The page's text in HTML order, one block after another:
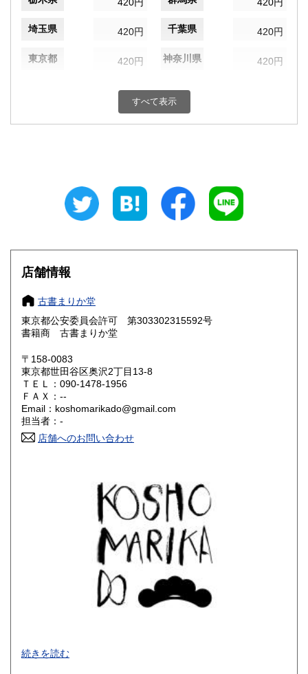
埼玉県 420円 千葉県 420円
東京都 420円 神奈川県 420円
420円 富山県
420円 三重県
大阪府
奈良県
鳥取県 420円 島根県
岡山県
山口県 420円
香川県 420円 愛媛県
高知県 420円
420円 大分県
420円 鹿児島県
420円
すべて表示
店舗情報
古書まりか堂
東京都公安委員会許可 第303302315592号
書籍商 古書まりか堂
〒158-0083
東京都世田谷区奥沢2丁目13-8
ＴＥＬ：090-1478-1956
ＦＡＸ：--
Email：koshomarikado@gmail.com
担当者：-
店舗へのお問い合わせ
-
沿線名：目黒線
続きを読む